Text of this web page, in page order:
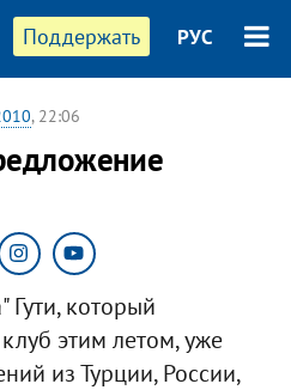
Поддержать РУС
, 22:06
Гути, который
этим летом, уже
из Турции, России,